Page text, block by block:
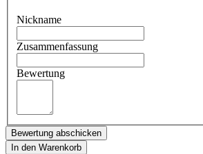
Nickname
Zusammenfassung
Bewertung
Bewertung abschicken
In den Warenkorb